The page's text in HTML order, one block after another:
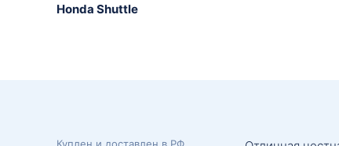
Honda Shuttle
Куплен и доставлен в РФ.